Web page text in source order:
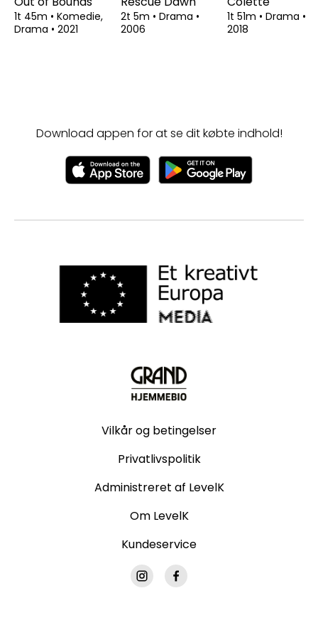
1t 45m • Komedie,
Drama • 2021
2t 5m • Drama •
2006
1t 51m • Drama •
2018
Download appen for at se dit købte indhold!
Vilkår og betingelser
Privatlivspolitik
Administreret af LevelK
Om LevelK
Kundeservice